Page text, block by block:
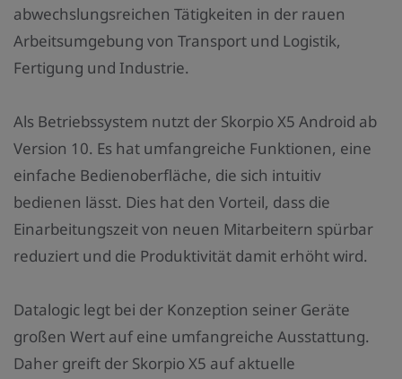
abwechslungsreichen Tätigkeiten in der rauen
Arbeitsumgebung von Transport und Logistik,
Fertigung und Industrie.
Als Betriebssystem nutzt der Skorpio X5 Android ab
Version 10. Es hat umfangreiche Funktionen, eine
einfache Bedienoberfläche, die sich intuitiv
bedienen lässt. Dies hat den Vorteil, dass die
Einarbeitungszeit von neuen Mitarbeitern spürbar
reduziert und die Produktivität damit erhöht wird.
Datalogic legt bei der Konzeption seiner Geräte
großen Wert auf eine umfangreiche Ausstattung.
Daher greift der Skorpio X5 auf aktuelle